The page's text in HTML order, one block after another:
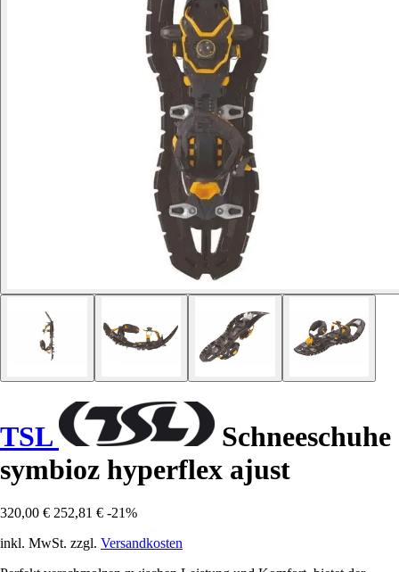
TSL
Schneeschuhe
symbioz hyperflex ajust
320,00 € 252,81 € -21%
inkl. MwSt. zzgl. Versandkosten